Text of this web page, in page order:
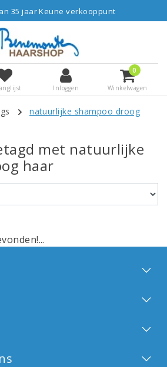
35 jaar Keune verkooppunt
Inloggen
0
Winkelwagen
natuurlijke shampoo droog
met natuurlijke
haar